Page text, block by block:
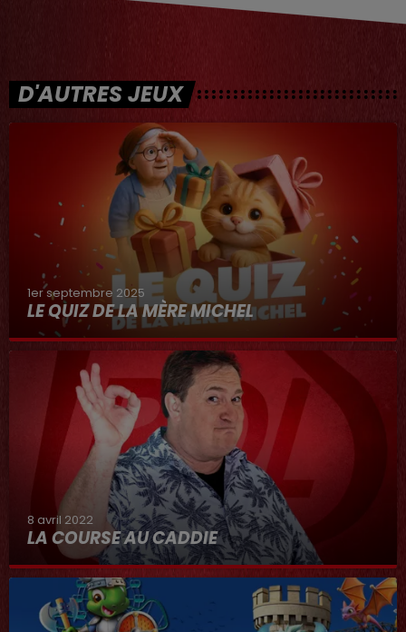
D'AUTRES JEUX
1er septembre 2025
LE QUIZ DE LA MÈRE MICHEL
8 avril 2022
LA COURSE AU CADDIE